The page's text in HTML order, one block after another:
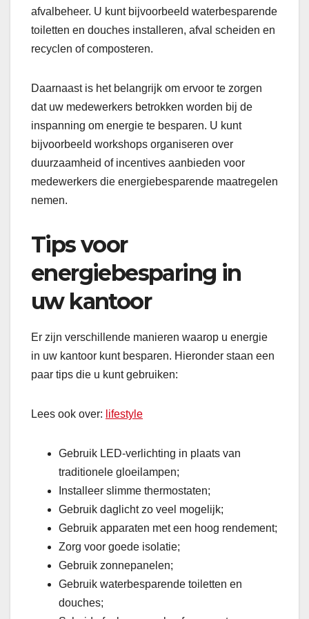
afvalbeheer. U kunt bijvoorbeeld waterbesparende
toiletten en douches installeren, afval scheiden en
recyclen of composteren.
Daarnaast is het belangrijk om ervoor te zorgen
dat uw medewerkers betrokken worden bij de
inspanning om energie te besparen. U kunt
bijvoorbeeld workshops organiseren over
duurzaamheid of incentives aanbieden voor
medewerkers die energiebesparende maatregelen
nemen.
Tips voor
energiebesparing in
uw kantoor
Er zijn verschillende manieren waarop u energie
in uw kantoor kunt besparen. Hieronder staan ​​een
paar tips die u kunt gebruiken:
Lees ook over: lifestyle
Gebruik LED-verlichting in plaats van
traditionele gloeilampen;
Installeer slimme thermostaten;
Gebruik daglicht zo veel mogelijk;
Gebruik apparaten met een hoog rendement;
Zorg voor goede isolatie;
Gebruik zonnepanelen;
Gebruik waterbesparende toiletten en
douches;